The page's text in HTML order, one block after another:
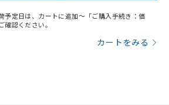
予定日は、カートに追加～「ご購入手続き：価
認ください。
カートをみる